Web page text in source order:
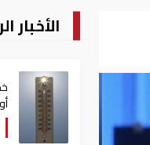
الأخبار